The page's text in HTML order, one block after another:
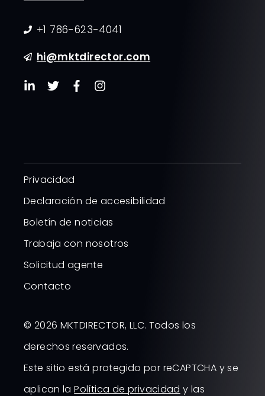
+1 786-623-4041
hi@mktdirector.com
Privacidad
Declaración de accesibilidad
Boletín de noticias
Trabaja con nosotros
Solicitud agente
Contacto
© 2026 MKTDIRECTOR, LLC. Todos los
derechos reservados.
Este sitio está protegido por reCAPTCHA y se
aplican laPolítica de privacidad y las